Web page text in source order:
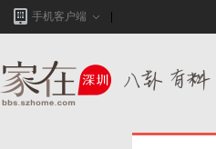
手机客户端